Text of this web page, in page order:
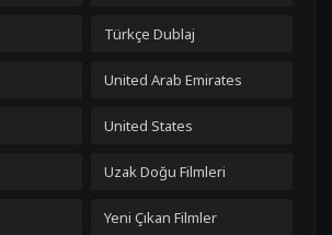
Türkçe Dublaj
United Arab Emirates
United States
Uzak Doğu Filmleri
Yeni Çıkan Filmler